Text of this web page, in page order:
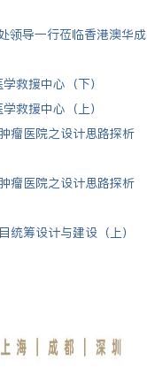
领导一行莅临香港澳华成
救援中心（下）
救援中心（上）
瘤医院之设计思路探析
瘤医院之设计思路探析
筹设计与建设（上）